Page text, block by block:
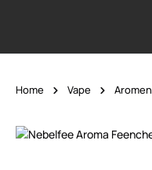
Home Vape Aromen
Bildergalerie überspringen